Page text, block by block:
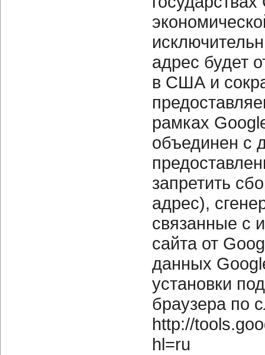
адрес будет
в США и
рамках
объединен с
запретить
адрес),
связанные с
сайта от
данных
установки
браузера по
http://
hl=ru